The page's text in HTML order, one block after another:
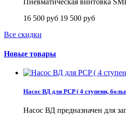
Пневматическая винтовка
16 500 руб 19 500 руб
Все скидки
Новые товары
Насос ВД для PCP ( 4 ступени,
Насос ВД предназначен для